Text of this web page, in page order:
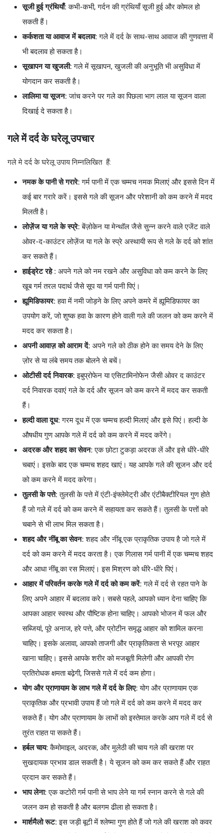
सूजी हुई ग्रंथियाँ:कभी-कभी, गर्दन की ग्रंथियाँ सूजी हुई और कोमल हो
सकती हैं।
कर्कशता या आवाज में बदलाव: गले में दर्द के साथ-साथ आवाज की गुणवत्ता में
भी बदलाव हो सकता है।
सूखापन या खुजली: गले में सूखापन, खुजली की अनुभूति भी असुविधा में
योगदान कर सकती है।
लालिमा या सूजन: जांच करने पर गले का पिछला भाग लाल या सूजन वाला
दिखाई दे सकता है।
गले में दर्द के घरेलू उपचार
गले मे दर्द के घरेलू उपाय निम्नलिखित हैं:
नमक के पानी से गरारे: गर्म पानी में एक चम्मच नमक मिलाएं और इससे दिन में
कई बार गरारे करें। इससे गले की सूजन और परेशानी को कम करने में मदद
मिलती है।
लोज़ेंज या गले के स्प्रे: बेंज़ोकेन या मेन्थॉल जैसे सुन्न करने वाले एजेंट वाले
ओवर-द-काउंटर लोज़ेंज या गले के स्प्रे अस्थायी रूप से गले के दर्द को शांत
कर सकते हैं।
हाईड्रेट रहे : अपने गले को नम रखने और असुविधा को कम करने के लिए
खूब गर्म तरल पदार्थ जैसे सूप या गर्म पानी पिएं।
ह्यूमिडिफायर:हवा में नमी जोड़ने के लिए अपने कमरे में ह्यूमिडिफायर का
उपयोग करें, जो शुष्क हवा के कारण होने वाली गले की जलन को कम करने में
मदद कर सकता है।
अपनी आवाज़ को आराम दें: अपने गले को ठीक होने का समय देने के लिए
ज़ोर से या लंबे समय तक बोलने से बचें।
ओटीसी दर्द निवारक:इबुप्रोफेन या एसिटामिनोफेन जैसी ओवर द काउंटर
दर्द निवारक दवाएं गले के दर्द और सूजन को कम करने में मदद कर सकती
हैं।
हल्दी वाला दूध:गरम दूध में एक चम्मच हल्दी मिलाएं और इसे पिएं। हल्दी के
औषधीय गुण आपके गले में दर्द को कम करने में मदद करेंगे।
अदरक और शहद का सेवन:एक छोटा टुकड़ा अदरक लें और इसे धीरे-धीरे
चबाएं। इसके बाद एक चम्मच शहद खाएं। यह आपके गले की सूजन और दर्द
को कम करने में मदद करेगा।
तुलसी के पत्ते: तुलसी के पत्ते में एंटी-इंफ्लेमेट्री और एंटीबैक्टीरियल गुण होते
हैं जो गले में दर्द को कम करने में सहायता कर सकते हैं। तुलसी के पत्तों को
चबाने से भी लाभ मिल सकता है।
शहद और नींबू का सेवन:शहद और नींबू एक प्राकृतिक उपाय है जो गले में
दर्द को कम करने में मदद करता है। एक गिलास गर्म पानी में एक चम्मच शहद
और आधा नींबू का रस मिलाएं। इस मिश्रण को धीरे-धीरे पिएं।
आहार में परिवर्तन करके गले में दर्द को कम करें: गले में दर्द से रहत पाने के
लिए अपने आहार में बदलाव करे। सबसे पहले, आपको ध्यान देना चाहिए कि
आपका आहार स्वस्थ और पौष्टिक होना चाहिए। आपको भोजन में फल और
सब्जियां, पूरे अनाज, हरे पत्ते, और प्रोटीन समृद्ध आहार को शामिल करना
चाहिए। इसके अलावा, आपको ताजगी और प्राकृतिकता से भरपूर आहार
खाना चाहिए। इससे आपके शरीर को मजबूती मिलेगी और आपकी रोग
प्रतिरोधक क्षमता बढ़ेगी, जिससे गले में दर्द कम होगा।
योग और प्राणायाम के लाभ गले में दर्द के लिए: योग और प्राणायाम एक
प्राकृतिक और प्रभावी उपाय हैं जो गले में दर्द को कम करने में मदद कर
सकते हैं। योग और प्राणायाम के लाभों को इस्तेमाल करके आप गले में दर्द से
तुरंत राहत पा सकते हैं।
हर्बल चाय: कैमोमाइल, अदरक, और मुलेठी की चाय गले की खराश पर
सुखदायक प्रभाव डाल सकती है। ये सूजन को कम कर सकते हैं और राहत
प्रदान कर सकते हैं।
भाप लेना: एक कटोरी गर्म पानी से भाप लेने या गर्म स्नान करने से गले की
जलन कम हो सकती है और बलगम ढीला हो सकता है।
मार्शमैलो रूट: इस जड़ी बूटी में श्लेष्मा गुण होते हैं जो गले की खराश को कवर